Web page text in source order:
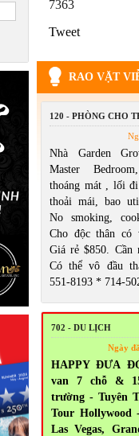
7363
Tweet
RAO VẶT
120 - PHÒNG CHO
Nhà Garden
Master
thoáng mát , lối
thoải mái, bao
No smoking,
Cho độc thân có
Giá rẻ $850. Cần
Có thể vô đầu
551-8193 * 714-
702 - DU LỊCH
Ngày
HAPPY ĐƯA
van 7 chỗ &
trường - Tuyên
Tour Hollywood
Las Vegas,